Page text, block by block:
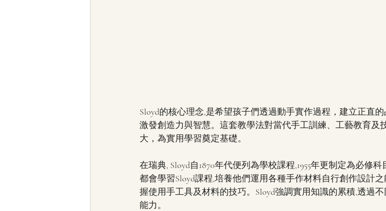
Sloyd的核心理念,是希望孩子們透過動手實作過程，建立正直
激發創造力與智慧。這套教學法對當代手工訓練、工藝教育及
大，為實用學習奠定基礎。
在瑞典, Sloyd自1870年代便列為學校課程,1955年更制定為必修
都會學習Sloyd課程,培養他們運用各種手作材料自行創作設計
握使用手工具及材料的技巧。Sloyd強調實用知識的累積,透過
能力。